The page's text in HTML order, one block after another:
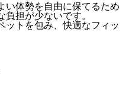
い体勢を自由に保てるため
担が少ないです。
ットを包み、快適なフィッ